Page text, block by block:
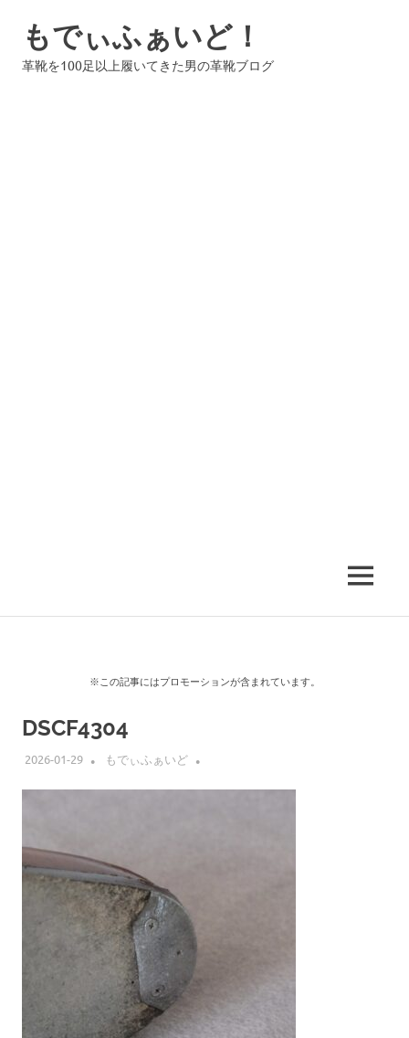
もでぃふぁいど！
革靴を100足以上履いてきた男の革靴ブログ
MENU
※この記事にはプロモーションが含まれています。
DSCF4304
2026-01-29 もでぃふぁいど